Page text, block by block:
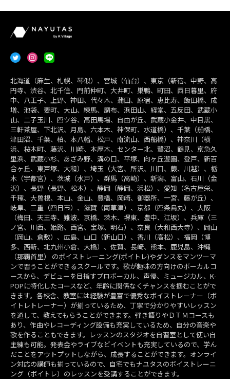
北海道（麻生、札幌、琴似）、宮城（仙台）、東京（新宿、中野、高
円寺、渋谷、北千住、門前仲町、大井町、巣鴨、町田、西日暮里、府
中、八王子、上野、神田、代々木、蒲田、原宿、恵比寿、飯田橋、成
増、池袋、要町、大山、練馬、調布、浜田山、経堂、五反田、武蔵小
山、二子玉川、四ツ谷、高田馬場、自由が丘、武蔵小金井、中目黒、
三軒茶屋、下北沢、月島、六本木、神保町、水道橋）、千葉（船橋、
津田沼、千葉、柏、本八幡、松戸、南流山、西船橋）、神奈川（横
浜、桜木町、藤沢、川崎、本厚木、センター北、鷺沼、鶴見、京急久
里浜、武蔵小杉、あざみ野、溝の口、平塚、向ヶ丘遊園、登戸、新百
合ヶ丘、東戸塚、大和）、埼玉（大宮、所沢、川口、蕨、川越）、栃
木（宇都宮）、茨城（水戸）、群馬（高崎）、新潟、富山、石川（金
沢）、長野（長野、松本）、静岡（静岡、浜松）、愛知（名古屋栄、
千種、大曽根、本山、金山、豊橋、岡崎、御器所、一宮、藤が丘）、
岐阜、三重（四日市）、滋賀（南草津）、京都（四条烏丸）、大阪
（梅田、天王寺、難波、京橋、茨木、堺東、豊中、江坂）、兵庫（三
ノ宮、川西、姫路、西宮、宝塚、明石）、奈良（大和西大寺）、岡山
（岡山、倉敷）、広島、山口（新山口）、香川（高松）、福岡（博
多、西新、北九州小倉、大橋）、佐賀、長崎、熊本、鹿児島、沖縄
（那覇首里） のボイストレーニング(ボイトレ)やダンスをマンツーマ
ンで習うことができるスクールです。歌が趣味の方向けのボーカルコ
ースから、デビューを目指すプロボーカル、声優、ミュージカル、K-
POPに特化したコースなど、年齢に関係なくチャンスを掴むことがで
きます。各校舎、教室には経験が豊富で優秀なボイストレーナー（ボ
イトレトレーナー）が揃っているため、丁寧で分かりやすいレッスン
を通して、教えてもらうことができます。弾き語りやＤＴＭコースも
あり、作曲やレコーディング設備も充実しているため、自分の音楽や
歌を作ることもできます。レッスンのスタジオを自習室として使い自
主練も可能。発表会やライブなどイベントも充実しているので、学ん
だことをアウトプットしながら、成長することができます。オンライ
ン対応の講師も揃っているので、自宅でもナユタスのボイストレーニ
ング（ボイトレ）のレッスンを受講することができます。